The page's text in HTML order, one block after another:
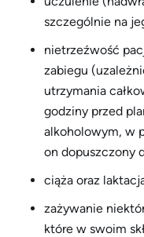
szczególnie na
nietrzeźwość
zabiegu
utrzymania
godziny przed
alkoholowym, w
on dopuszczony
ciąża oraz
zażywanie
które w swoim